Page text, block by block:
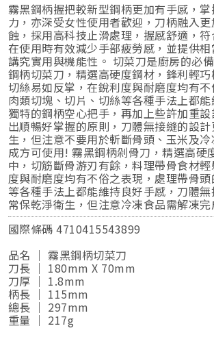
霧黑鋼柄握把較新型鋼柄更加有手感，
力，亦深受女性使用者歡迎，刀柄融入
蝕，採用高科技止滑處理，握感舒適，
在使用時有效減少手部疲勞感，並提供相
講究實用與機能性。 切菜刀是廚房的必
鋼柄切菜刀，精選高硬度鋼材，鋒利輕
切絲易如反掌，在銳利度與耐磨度均有
肉類切塊、切片、切絲等各種手法上都能
獨特的鋼柄空心把手，再加上些許加重
出順暢好掌握的原則，刀體無接縫的設
生，但注意不要用於斬斷骨頭、玉米及
成方可使用! 霧黑鋼柄剁骨刀，精選高硬
中，切筋斷骨游刃有餘，料理帶骨食材
度與耐磨度均有不俗之表現，處理帶骨頭
等各種手法上都能維持良好手感，刀體
常保乾淨衛生，但注意冷凍食品需解凍
國際條碼 4710415543899
品名 ｜ 霧黑鋼柄切菜刀
刀長 ｜ 180mm X 70mm
刀厚 ｜ 1.8mm
柄長 ｜ 115mm
總長 ｜ 297mm
重量 ｜ 217g